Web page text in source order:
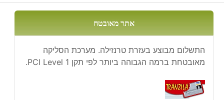
אתר מאובטח
התשלום מבוצע בעזרת טרנזילה. מערכת הסליקה
מאובטחת ברמה הגבוהה ביותר לפי תקן PCI Level 1.